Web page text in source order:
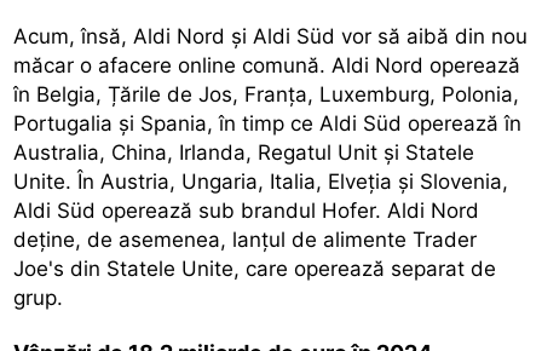
Acum, însă, Aldi Nord și Aldi Süd vor să aibă din nou
măcar o afacere online comună. Aldi Nord operează
în Belgia, Țările de Jos, Franța, Luxemburg, Polonia,
Portugalia și Spania, în timp ce Aldi Süd operează în
Australia, China, Irlanda, Regatul Unit și Statele
Unite. În Austria, Ungaria, Italia, Elveția și Slovenia,
Aldi Süd operează sub brandul Hofer. Aldi Nord
deține, de asemenea, lanțul de alimente Trader
Joe's din Statele Unite, care operează separat de
grup.